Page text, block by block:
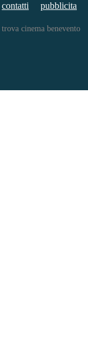
contatti pubblicita
trova cinema benevento